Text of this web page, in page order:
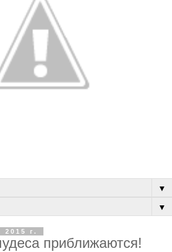
▼
▼
2015 г.
приближаются!